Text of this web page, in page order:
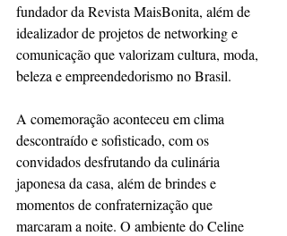
fundador da Revista MaisBonita, além de
idealizador de projetos de networking e
comunicação que valorizam cultura, moda,
beleza e empreendedorismo no Brasil.
A comemoração aconteceu em clima
descontraído e sofisticado, com os
convidados desfrutando da culinária
japonesa da casa, além de brindes e
momentos de confraternização que
marcaram a noite. O ambiente do Celine